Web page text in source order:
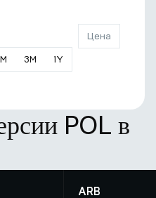
M 3M 1Y
Цена
POL в
ARB